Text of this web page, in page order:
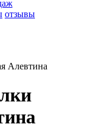
отзывы
Алевтина